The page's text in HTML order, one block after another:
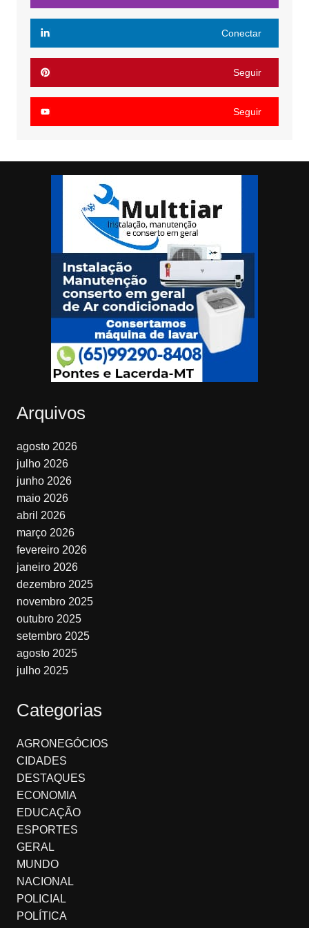
Conectar
Seguir
Seguir
Arquivos
agosto 2026
julho 2026
junho 2026
maio 2026
abril 2026
março 2026
fevereiro 2026
janeiro 2026
dezembro 2025
novembro 2025
outubro 2025
setembro 2025
agosto 2025
julho 2025
Categorias
AGRONEGÓCIOS
CIDADES
DESTAQUES
ECONOMIA
EDUCAÇÃO
ESPORTES
GERAL
MUNDO
NACIONAL
POLICIAL
POLÍTICA